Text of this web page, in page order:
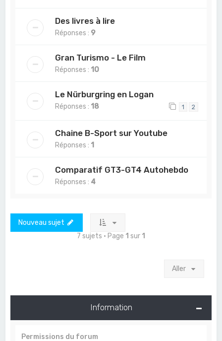
Des livres à lire
Réponses : 9
Gran Turismo - Le Film
Réponses : 10
Le Nürburgring en Logan
Réponses : 18 1 2
Chaine B-Sport sur Youtube
Réponses : 1
Comparatif GT3-GT4 Autohebdo
Réponses : 4
Nouveau sujet
7 sujets • Page 1 sur 1
Aller
Information
Permissions du forum